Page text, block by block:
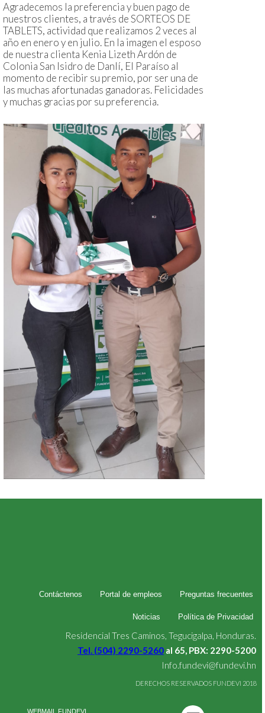
Agradecemos la preferencia y buen pago de
nuestros clientes, a través de SORTEOS DE
TABLETS, actividad que realizamos 2 veces al
año en enero y en julio. En la imagen el esposo
de nuestra clienta Kenia Lizeth Ardón de
Colonia San Isidro de Danlí, El Paraíso al
momento de recibir su premio, por ser una de
las muchas afortunadas ganadoras. Felicidades
y muchas gracias por su preferencia.
Contáctenos Portal de empleos Preguntas frecuentes
Noticias Política de Privacidad
Residencial Tres Caminos, Tegucigalpa, Honduras.
Tel. (504) 2290-5260 al 65, PBX: 2290-5200
Info.fundevi@fundevi.hn
DERECHOS RESERVADOS FUNDEVI 2018
WEBMAIL FUNDEVI